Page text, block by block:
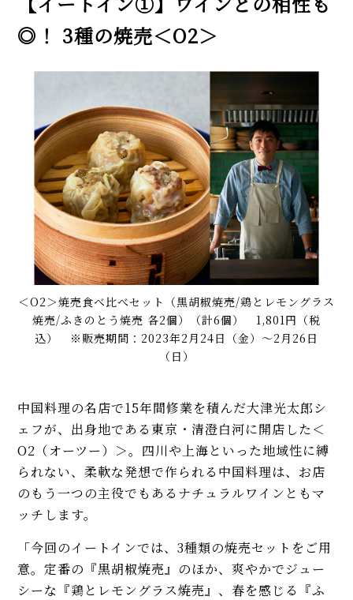
◎！ 3種の焼売＜O2＞
＜O2＞焼売食べ比べセット（黒胡椒焼売/鶏とレモングラス
焼売/ふきのとう焼売 各2個）（計6個） 1,801円（税
込） ※販売期間：2023年2月24日（金）〜2月26日
（日）
中国料理の名店で15年間修業を積んだ大津光太郎シ
ェフが、出身地である東京・清澄白河に開店した＜
O2（オーツー）＞。四川や上海といった地域性に縛
られない、柔軟な発想で作られる中国料理は、お店
のもう一つの主役でもあるナチュラルワインともマ
ッチします。
「今回のイートインでは、3種類の焼売セットをご用
意。定番の『黒胡椒焼売』のほか、爽やかでジュー
シーな『鶏とレモングラス焼売』、春を感じる『ふ